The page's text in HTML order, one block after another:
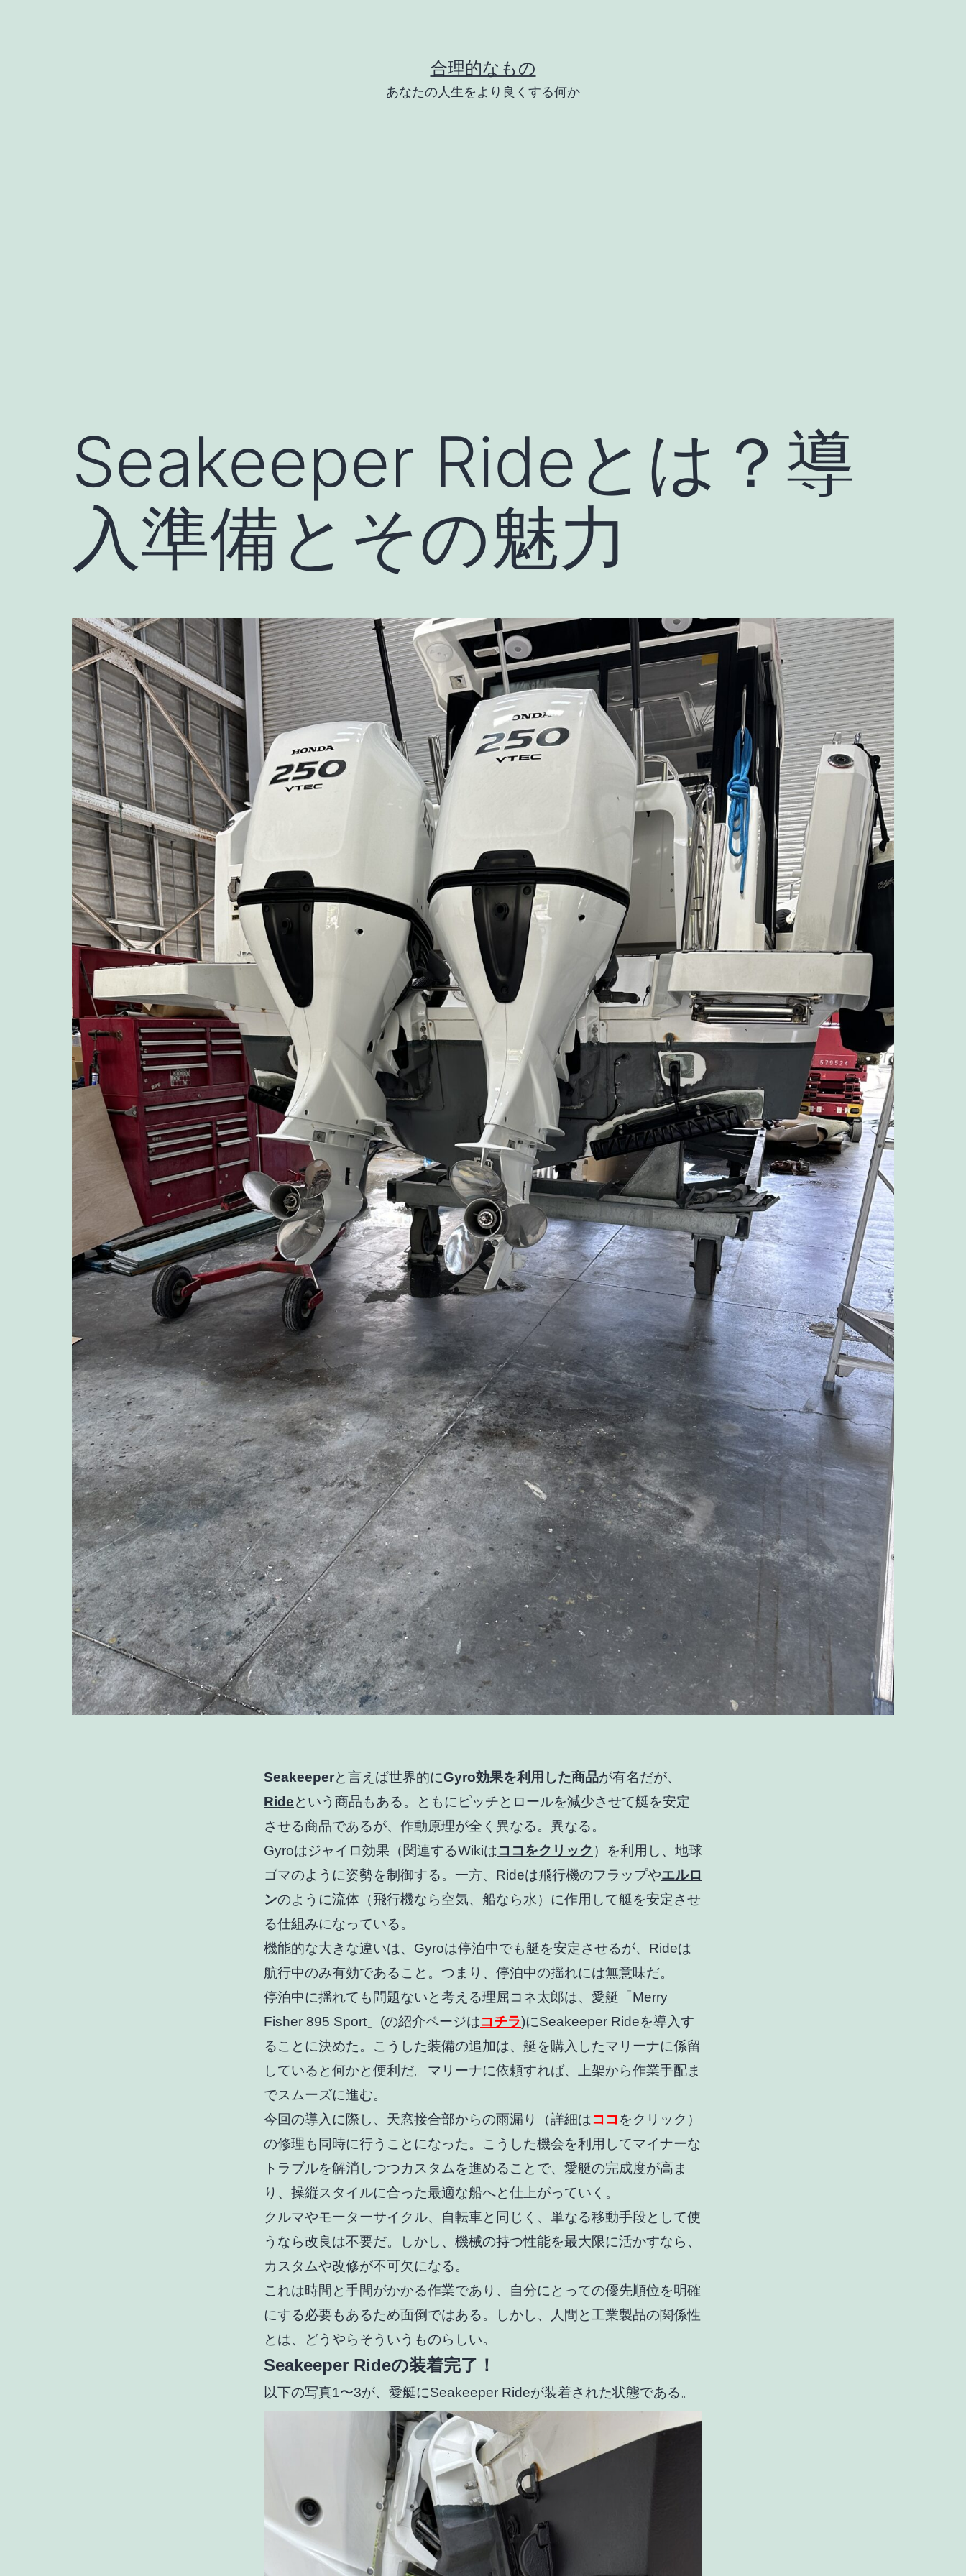
合理的なもの
あなたの人生をより良くする何か
Seakeeper Rideとは？導
入準備とその魅力
Seakeeperと言えば世界的にGyro効果を利用した商品が有名だが、
Rideという商品もある。ともにピッチとロールを減少させて艇を安定
させる商品であるが、作動原理が全く異なる。 異なる。
Gyroはジャイロ効果（関連するWikiは ココをクリック ）を利用し、地球
ゴマのように姿勢を制御する。一方、Rideは飛行機のフラップやエルロ
ンのように流体（飛行機なら空気、船なら水）に作用して艇を安定させ
る仕組みになっている。
機能的な大きな違いは、Gyroは停泊中でも艇を安定させるが、Rideは
航行中のみ有効であること。つまり、停泊中の揺れには無意味だ。
停泊中に揺れても問題ないと考える理屈コネ太郎は、愛艇「Merry
Fisher 895 Sport」(の紹介ページはコチラ)にSeakeeper Rideを導入す
ることに決めた。こうした装備の追加は、艇を購入したマリーナに係留
していると何かと便利だ。マリーナに依頼すれば、上架から作業手配ま
でスムーズに進む。
今回の導入に際し、天窓接合部からの雨漏り（詳細はココ をクリック ）
の修理も同時に行うことになった。こうした機会を利用してマイナーな
トラブルを解消しつつカスタムを進めることで、愛艇の完成度が高ま
り、操縦スタイルに合った最適な船へと仕上がっていく。
クルマやモーターサイクル、自転車と同じく、単なる移動手段として使
うなら改良は不要だ。しかし、機械の持つ性能を最大限に活かすなら、
カスタムや改修が不可欠になる。
これは時間と手間がかかる作業であり、自分にとっての優先順位を明確
にする必要もあるため面倒ではある。しかし、人間と工業製品の関係性
とは、どうやらそういうものらしい。
Seakeeper Rideの装着完了！
以下の写真1〜3が、愛艇にSeakeeper Rideが装着された状態である。